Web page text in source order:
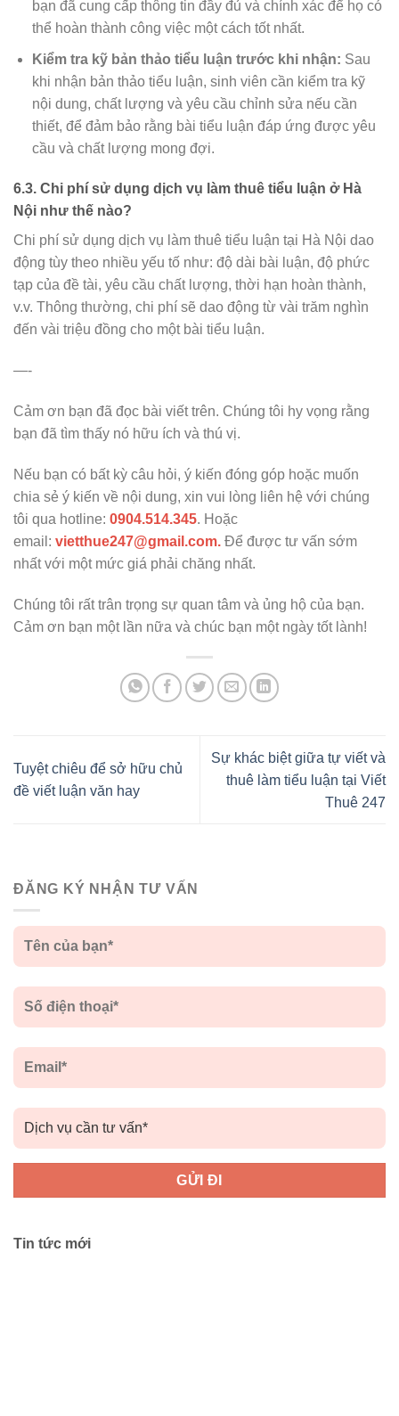
bạn đã cung cấp thông tin đầy đủ và chính xác để họ có
thể hoàn thành công việc một cách tốt nhất.
Kiểm tra kỹ bản thảo tiểu luận trước khi nhận: Sau
khi nhận bản thảo tiểu luận, sinh viên cần kiểm tra kỹ
nội dung, chất lượng và yêu cầu chỉnh sửa nếu cần
thiết, để đảm bảo rằng bài tiểu luận đáp ứng được yêu
cầu và chất lượng mong đợi.
6.3. Chi phí sử dụng dịch vụ làm thuê tiểu luận ở Hà
Nội như thế nào?
Chi phí sử dụng dịch vụ làm thuê tiểu luận tại Hà Nội dao
động tùy theo nhiều yếu tố như: độ dài bài luận, độ phức
tạp của đề tài, yêu cầu chất lượng, thời hạn hoàn thành,
v.v. Thông thường, chi phí sẽ dao động từ vài trăm nghìn
đến vài triệu đồng cho một bài tiểu luận.
—-
Cảm ơn bạn đã đọc bài viết trên. Chúng tôi hy vọng rằng
bạn đã tìm thấy nó hữu ích và thú vị.
Nếu bạn có bất kỳ câu hỏi, ý kiến đóng góp hoặc muốn
chia sẻ ý kiến về nội dung, xin vui lòng liên hệ với chúng
tôi qua hotline: 0904.514.345. Hoặc
email: vietthue247@gmail.com. Để được tư vấn sớm
nhất với một mức giá phải chăng nhất.
Chúng tôi rất trân trọng sự quan tâm và ủng hộ của bạn.
Cảm ơn bạn một lần nữa và chúc bạn một ngày tốt lành!
Tuyệt chiêu để sở hữu chủ
đề viết luận văn hay
Sự khác biệt giữa tự viết và
thuê làm tiểu luận tại Viết
Thuê 247
ĐĂNG KÝ NHẬN TƯ VẤN
Tin tức mới